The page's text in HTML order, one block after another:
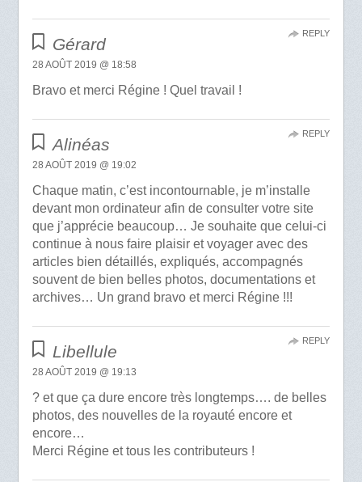
Gérard
28 AOÛT 2019 @ 18:58
Bravo et merci Régine ! Quel travail !
REPLY
Alinéas
28 AOÛT 2019 @ 19:02
Chaque matin, c’est incontournable, je m’installe
devant mon ordinateur afin de consulter votre site
que j’apprécie beaucoup… Je souhaite que celui-ci
continue à nous faire plaisir et voyager avec des
articles bien détaillés, expliqués, accompagnés
souvent de bien belles photos, documentations et
archives… Un grand bravo et merci Régine !!!
REPLY
Libellule
28 AOÛT 2019 @ 19:13
? et que ça dure encore très longtemps…. de belles
photos, des nouvelles de la royauté encore et
encore…
Merci Régine et tous les contributeurs !
REPLY